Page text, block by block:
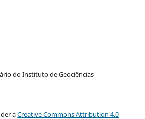
do Instituto de Geociências
aCreative Commons Attribution 4.0